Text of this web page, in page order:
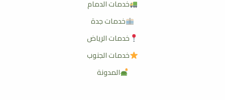
خدمات الدمام
خدمات جدة
خدمات الرياض
خدمات الجنوب
المدونة